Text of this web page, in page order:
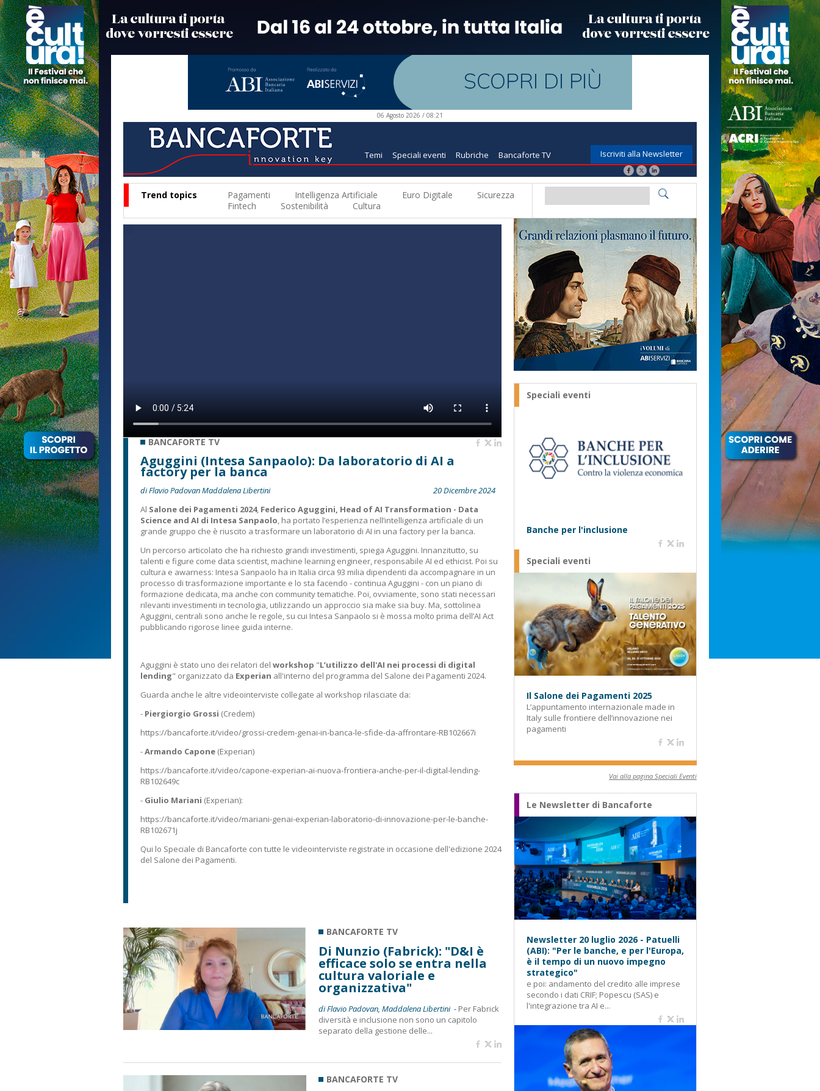
06 Agosto 2026 / 08:21
Temi Speciali eventi Rubriche Bancaforte TV Iscriviti alla Newsletter
Trend topics Pagamenti Intelligenza Artificiale Euro Digitale
Sicurezza
Fintech
Sostenibilità Cultura
BANCAFORTE TV
Aguggini (Intesa Sanpaolo): Da laboratorio di AI a
factory per la banca
di Flavio Padovan Maddalena Libertini
20 Dicembre 2024
Al Salone dei Pagamenti 2024, Federico Aguggini, Head of AI Transformation - Data
Science and AI di Intesa Sanpaolo, ha portato l’esperienza nell’intelligenza artificiale di un
grande gruppo che è riuscito a trasformare un laboratorio di AI in una factory per la banca.
Un percorso articolato che ha richiesto grandi investimenti, spiega Aguggini. Innanzitutto, su
talenti e figure come data scientist, machine learning engineer, responsabile AI ed ethicist. Poi su
cultura e awarness: Intesa Sanpaolo ha in Italia circa 93 milia dipendenti da accompagnare in un
processo di trasformazione importante e lo sta facendo - continua Aguggini - con un piano di
formazione dedicata, ma anche con community tematiche. Poi, ovviamente, sono stati necessari
rilevanti investimenti in tecnologia, utilizzando un approccio sia make sia buy. Ma, sottolinea
Aguggini, centrali sono anche le regole, su cui Intesa Sanpaolo si è mossa molto prima dell’AI Act
pubblicando rigorose linee guida interne.
Aguggini è stato uno dei relatori del workshop "L’utilizzo dell'AI nei processi di digital
lending" organizzato da Experian all'interno del programma del Salone dei Pagamenti 2024.
Guarda anche le altre videointerviste collegate al workshop rilasciate da:
- Piergiorgio Grossi (Credem)
https://bancaforte.it/video/grossi-credem-genai-in-banca-le-sfide-da-affrontare-RB102667i
-Armando Capone (Experian)
https://bancaforte.it/video/capone-experian-ai-nuova-frontiera-anche-per-il-digital-lending-
RB102649c
- Giulio Mariani (Experian):
https://bancaforte.it/video/mariani-genai-experian-laboratorio-di-innovazione-per-le-banche-
RB102671j
Qui lo Speciale di Bancaforte con tutte le videointerviste registrate in occasione dell'edizione 2024
del Salone dei Pagamenti.
BANCAFORTE TV
Di Nunzio (Fabrick): "D&I è
efficace solo se entra nella
cultura valoriale e
organizzativa"
di Flavio Padovan, Maddalena Libertini - Per Fabrick
diversità e inclusione non sono un capitolo
separato della gestione delle...
BANCAFORTE TV
Speciali eventi
Banche per l'inclusione
Speciali eventi
Il Salone dei Pagamenti 2025
L’appuntamento internazionale made in
Italy sulle frontiere dell’innovazione nei
pagamenti
Vai alla pagina Speciali Eventi
Le Newsletter di Bancaforte
Newsletter 20 luglio 2026 - Patuelli
(ABI): "Per le banche, e per l'Europa,
è il tempo di un nuovo impegno
strategico"
e poi: andamento del credito alle imprese
secondo i dati CRIF; Popescu (SAS) e
l'integrazione tra AI e...